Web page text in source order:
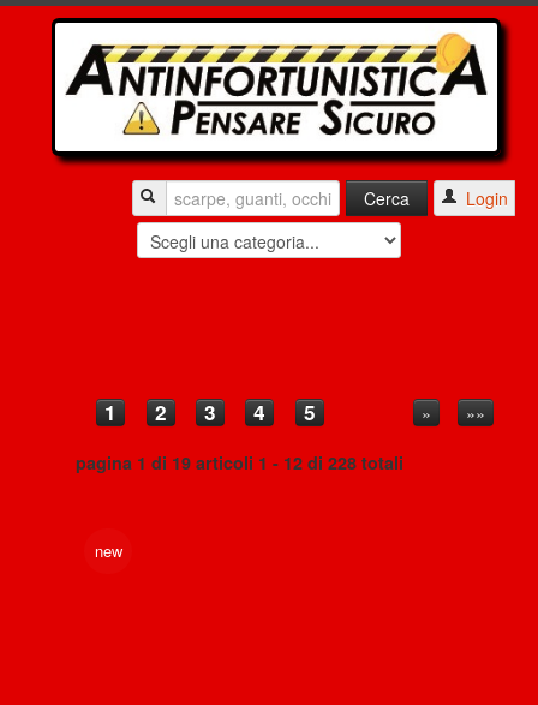
Login
1 2 3 4 5
pagina 1 di 19 articoli 1 - 12 di 228 totali
» »»
new